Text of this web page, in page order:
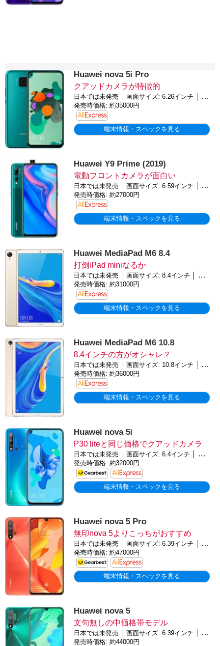
Huawei nova 5i Pro
クアッドカメラが特徴的
日本では未発売 │ 画面サイズ: 6.26インチ │ バッテリー: 4000mAh │ OS: Android 9.0 (Pie)
発売時価格: 約35000円
端末情報・スペックを見る
Huawei Y9 Prime (2019)
電動フロントカメラが面白い
日本では未発売 │ 画面サイズ: 6.59インチ │ バッテリー: 4000mAh │ OS: Android 9.0 (Pie)
発売時価格: 約27000円
端末情報・スペックを見る
Huawei MediaPad M6 8.4
打倒iPad miniなるか
日本では未発売 │ 画面サイズ: 8.4インチ │ バッテリー: 6100mAh │ OS: Android 9.0 (Pie)
発売時価格: 約31000円
端末情報・スペックを見る
Huawei MediaPad M6 10.8
8.4インチの方がオシャレ？
日本では未発売 │ 画面サイズ: 10.8インチ │ バッテリー: 7500mAh │ OS: Android 9.0 (Pie)
発売時価格: 約36000円
端末情報・スペックを見る
Huawei nova 5i
P30 liteと同じ価格でクアッドカメラ
日本では未発売 │ 画面サイズ: 6.4インチ │ バッテリー: 4000mAh │ OS: Android 9.0 (Pie)
発売時価格: 約32000円
端末情報・スペックを見る
Huawei nova 5 Pro
無印nova 5よりこっちがおすすめ
日本では未発売 │ 画面サイズ: 6.39インチ │ バッテリー: 3500mAh │ OS: Android 9.0 (Pie)
発売時価格: 約47000円
端末情報・スペックを見る
Huawei nova 5
文句無しの中価格帯モデル
日本では未発売 │ 画面サイズ: 6.39インチ │ バッテリー: 3500mAh │ OS: Android 9.0 (Pie)
発売時価格: 約44000円